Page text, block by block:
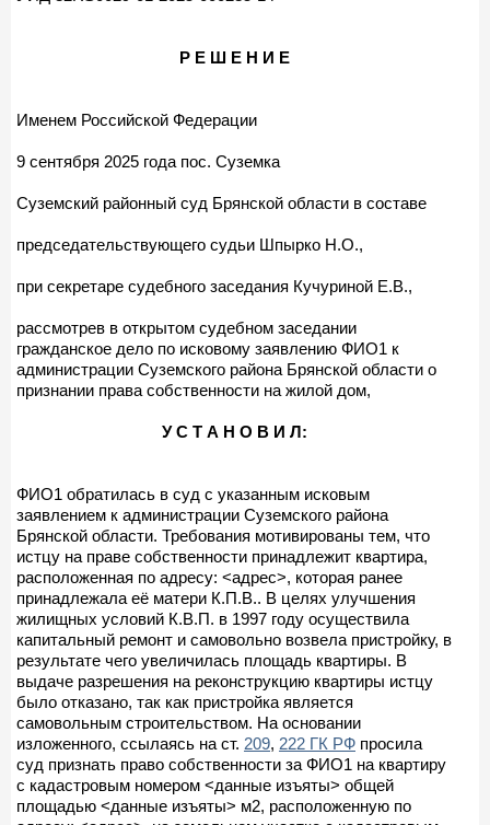
Р Е Ш Е Н И Е
Именем Российской Федерации
9 сентября 2025 года пос. Суземка
Суземский районный суд Брянской области в составе
председательствующего судьи Шпырко Н.О.,
при секретаре судебного заседания Кучуриной Е.В.,
рассмотрев в открытом судебном заседании
гражданское дело по исковому заявлению ФИО1 к
администрации Суземского района Брянской области о
признании права собственности на жилой дом,
У С Т А Н О В И Л:
ФИО1 обратилась в суд с указанным исковым
заявлением к администрации Суземского района
Брянской области. Требования мотивированы тем, что
истцу на праве собственности принадлежит квартира,
расположенная по адресу: <адрес>, которая ранее
принадлежала её матери К.П.В.. В целях улучшения
жилищных условий К.В.П. в 1997 году осуществила
капитальный ремонт и самовольно возвела пристройку, в
результате чего увеличилась площадь квартиры. В
выдаче разрешения на реконструкцию квартиры истцу
было отказано, так как пристройка является
самовольным строительством. На основании
изложенного, ссылаясь на ст. 209, 222 ГК РФ просила
суд признать право собственности за ФИО1 на квартиру
с кадастровым номером <данные изъяты> общей
площадью <данные изъяты> м2, расположенную по